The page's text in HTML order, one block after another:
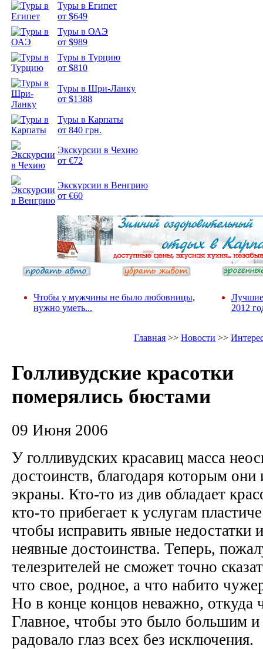
Туры в Египет
от $649
Туры в ОАЭ
от $989
Туры в Турцию
от $810
Туры в Шри-Ланку
от $1388
Туры в Карпаты
от 840 грн.
Экскурсии в Чехию
от €72
Экскурсии в Венгрию
от €60
Чтобы у мужчины не было любовницы,
нужно уметь...
Лучшие
2012
Главная >>Новости >>
Голливудские красотки
померялись бюстами
09 Июня 2006
У голливудских красавиц масса
достоинств, благодаря которым
экраны. Кто-то из див обладает
кто-то прибегает к услугам
чтобы исправить явные недостатки
неявные достоинства. Теперь,
телезрителей не сможет точно
что свое, родное, а что набито
Но в конце концов неважно, откуда
Главное, чтобы это было большим
радовало глаз всех без исключения.